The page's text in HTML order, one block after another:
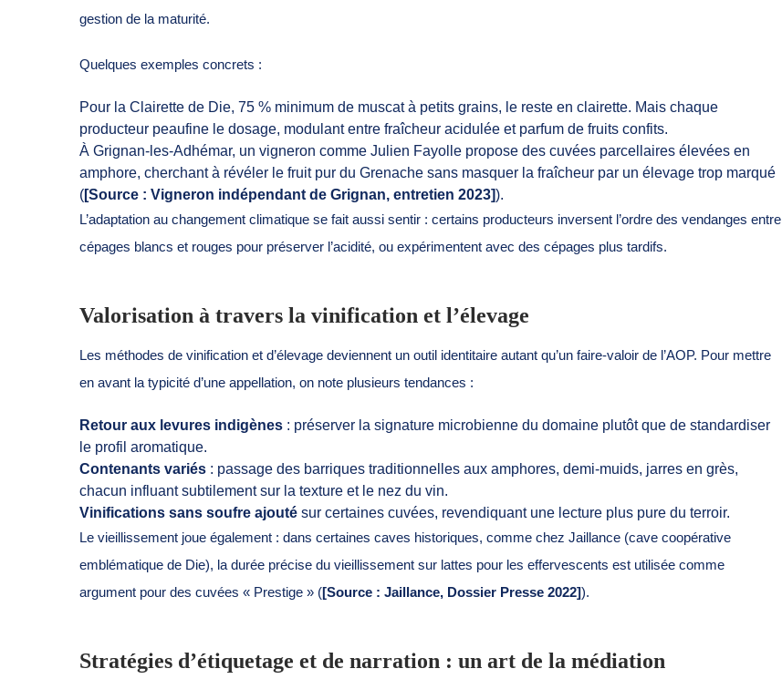
gestion de la maturité.
Quelques exemples concrets :
Pour la Clairette de Die, 75 % minimum de muscat à petits grains, le reste en clairette. Mais chaque
producteur peaufine le dosage, modulant entre fraîcheur acidulée et parfum de fruits confits.
À Grignan-les-Adhémar, un vigneron comme Julien Fayolle propose des cuvées parcellaires élevées en
amphore, cherchant à révéler le fruit pur du Grenache sans masquer la fraîcheur par un élevage trop marqué
([Source : Vigneron indépendant de Grignan, entretien 2023]).
L’adaptation au changement climatique se fait aussi sentir : certains producteurs inversent l’ordre des vendanges entre
cépages blancs et rouges pour préserver l’acidité, ou expérimentent avec des cépages plus tardifs.
Valorisation à travers la vinification et l’élevage
Les méthodes de vinification et d’élevage deviennent un outil identitaire autant qu’un faire-valoir de l’AOP. Pour mettre
en avant la typicité d’une appellation, on note plusieurs tendances :
Retour aux levures indigènes : préserver la signature microbienne du domaine plutôt que de standardiser
le profil aromatique.
Contenants variés : passage des barriques traditionnelles aux amphores, demi-muids, jarres en grès,
chacun influant subtilement sur la texture et le nez du vin.
Vinifications sans soufre ajouté sur certaines cuvées, revendiquant une lecture plus pure du terroir.
Le vieillissement joue également : dans certaines caves historiques, comme chez Jaillance (cave coopérative
emblématique de Die), la durée précise du vieillissement sur lattes pour les effervescents est utilisée comme
argument pour des cuvées « Prestige » ([Source : Jaillance, Dossier Presse 2022]).
Stratégies d’étiquetage et de narration : un art de la médiation